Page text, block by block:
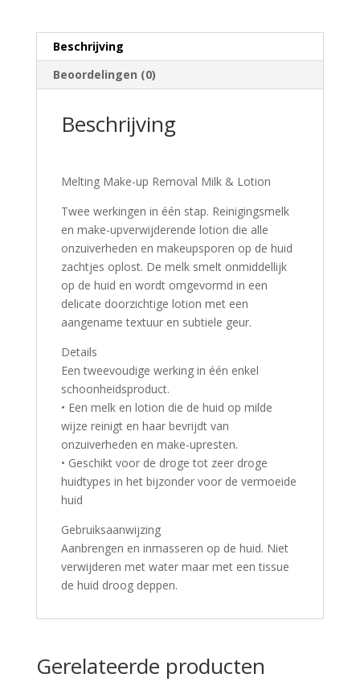
Beschrijving
Beoordelingen (0)
Beschrijving
Melting Make-up Removal Milk & Lotion
Twee werkingen in één stap. Reinigingsmelk
en make-upverwijderende lotion die alle
onzuiverheden en makeupsporen op de huid
zachtjes oplost. De melk smelt onmiddellijk
op de huid en wordt omgevormd in een
delicate doorzichtige lotion met een
aangename textuur en subtiele geur.
Details
Een tweevoudige werking in één enkel
schoonheidsproduct.
• Een melk en lotion die de huid op milde
wijze reinigt en haar bevrijdt van
onzuiverheden en make-upresten.
• Geschikt voor de droge tot zeer droge
huidtypes in het bijzonder voor de vermoeide
huid
Gebruiksaanwijzing
Aanbrengen en inmasseren op de huid. Niet
verwijderen met water maar met een tissue
de huid droog deppen.
Gerelateerde producten